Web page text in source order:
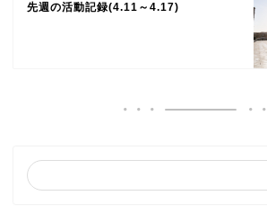
先週の活動記録(4.11～4.17)